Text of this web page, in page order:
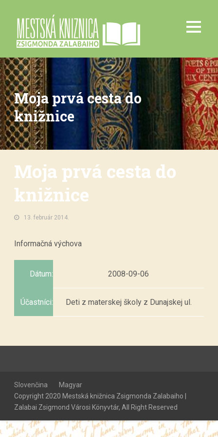
Moja prvá cesta do
knižnice
Moja prvá cesta do
knižnice
13. február 2014.
Informačná výchova
Dátum: 2008-09-06
Účastníci: Deti z materskej školy z Dunajskej ul.
Slovenčina
Magyar
Copyright 2020 Mestská knižnica Zsigmonda Zalabaiho |
Zalabai Zsigmond Városi Könyvtár, All Right Reserved